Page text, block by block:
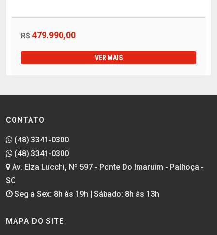
R$ 479.990,00
VER MAIS
CONTATO
(48) 3341-0300
(48) 3341-0300
Av. Elza Lucchi, Nº 597 - Ponte Do Imaruim - Palhoça -
SC
Seg a Sex: 8h às 19h | Sábado: 8h às 13h
MAPA DO SITE